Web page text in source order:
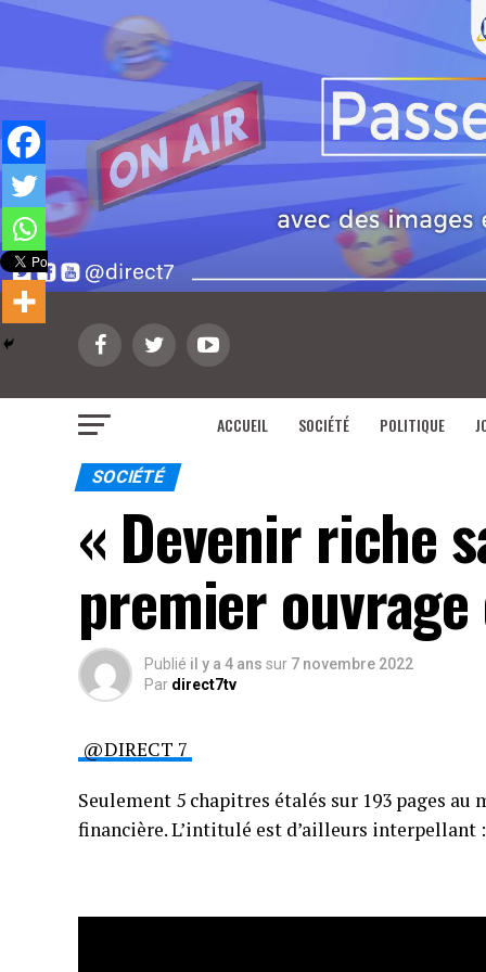
ACCUEIL SOCIÉTÉ POLITIQUE
SOCIÉTÉ
« Devenir riche
premier
Publié il y a 4 ans sur 7 novembre 2022
Par direct7tv
@DIRECT 7
Seulement 5 chapitres étalés sur 193 pages
financière. L’intitulé est d’ailleurs interpellant